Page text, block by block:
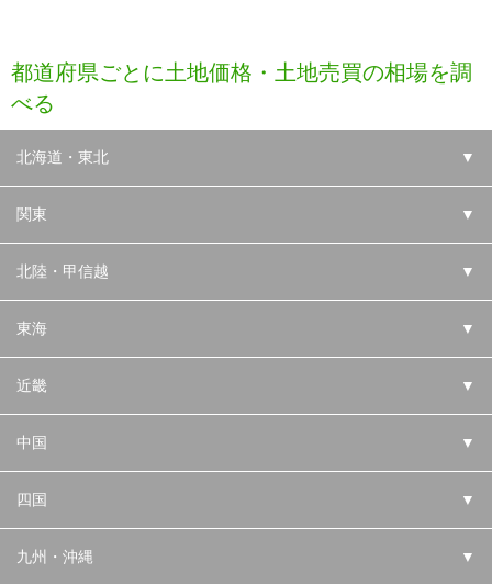
都道府県ごとに土地価格・土地売買の相場を調
べる
北海道・東北 ▼
関東 ▼
北陸・甲信越 ▼
東海 ▼
近畿 ▼
中国 ▼
四国 ▼
九州・沖縄 ▼